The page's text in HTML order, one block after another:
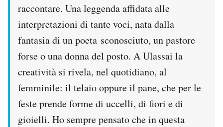
raccontare. Una leggenda affidata alle
interpretazioni di tante voci, nata dalla
fantasia di un poeta sconosciuto, un pastore
forse o una donna del posto. A Ulassai la
creatività si rivela, nel quotidiano, al
femminile: il telaio oppure il pane, che per le
feste prende forme di uccelli, di fiori e di
gioielli. Ho sempre pensato che in questa